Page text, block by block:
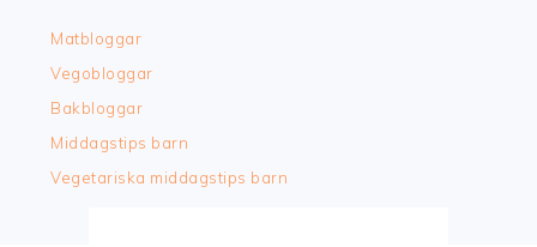
Matbloggar
Vegobloggar
Bakbloggar
Middagstips barn
Vegetariska middagstips barn